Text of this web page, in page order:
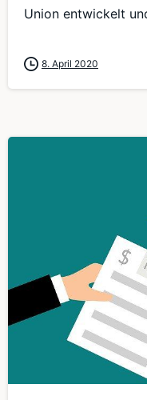
Union entwickelt
8. April 2020